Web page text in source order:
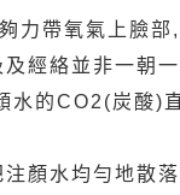
力帶氧氣上臉部
經絡並非一朝
水的CO2(炭酸)
顏水均勻地散